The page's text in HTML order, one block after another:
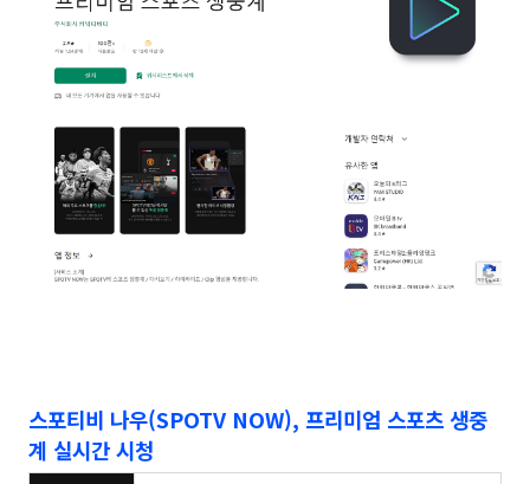
스포티비 나우(SPOTV NOW), 프리미엄 스포츠 생중
계 실시간 시청